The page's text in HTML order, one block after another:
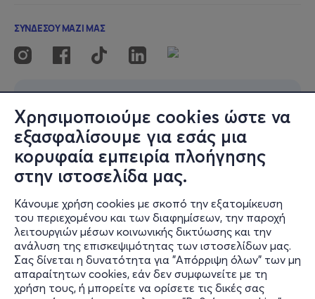
Χρησιμοποιούμε cookies ώστε να
εξασφαλίσουμε για εσάς μια
κορυφαία εμπειρία πλοήγησης
στην ιστοσελίδα μας.
Κάνουμε χρήση cookies με σκοπό την εξατομίκευση
του περιεχομένου και των διαφημίσεων, την παροχή
λειτουργιών μέσων κοινωνικής δικτύωσης και την
ανάλυση της επισκεψιμότητας των ιστοσελίδων μας.
Σας δίνεται η δυνατότητα για "Απόρριψη όλων" των μη
απαραίτητων cookies, εάν δεν συμφωνείτε με τη
χρήση τους, ή μπορείτε να ορίσετε τις δικές σας